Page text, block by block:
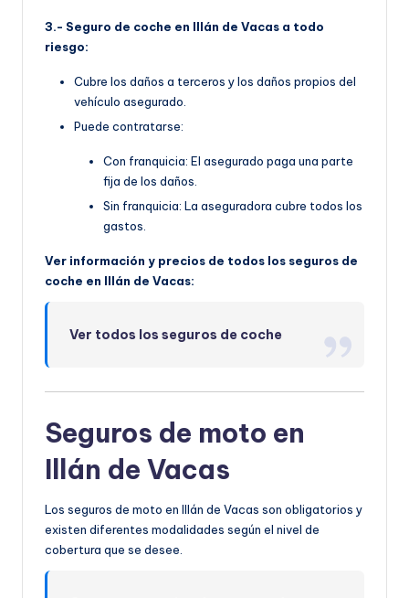
3.- Seguro de coche en Illán de Vacas a todo
riesgo:
Cubre los daños a terceros y los daños propios del
vehículo asegurado.
Puede contratarse:
Con franquicia: El asegurado paga una parte
fija de los daños.
Sin franquicia: La aseguradora cubre todos los
gastos.
Ver información y precios de todos los seguros de
coche en Illán de Vacas:
Ver todos los seguros de coche
Seguros de moto en
Illán de Vacas
Los seguros de moto en Illán de Vacas son obligatorios y
existen diferentes modalidades según el nivel de
cobertura que se desee.